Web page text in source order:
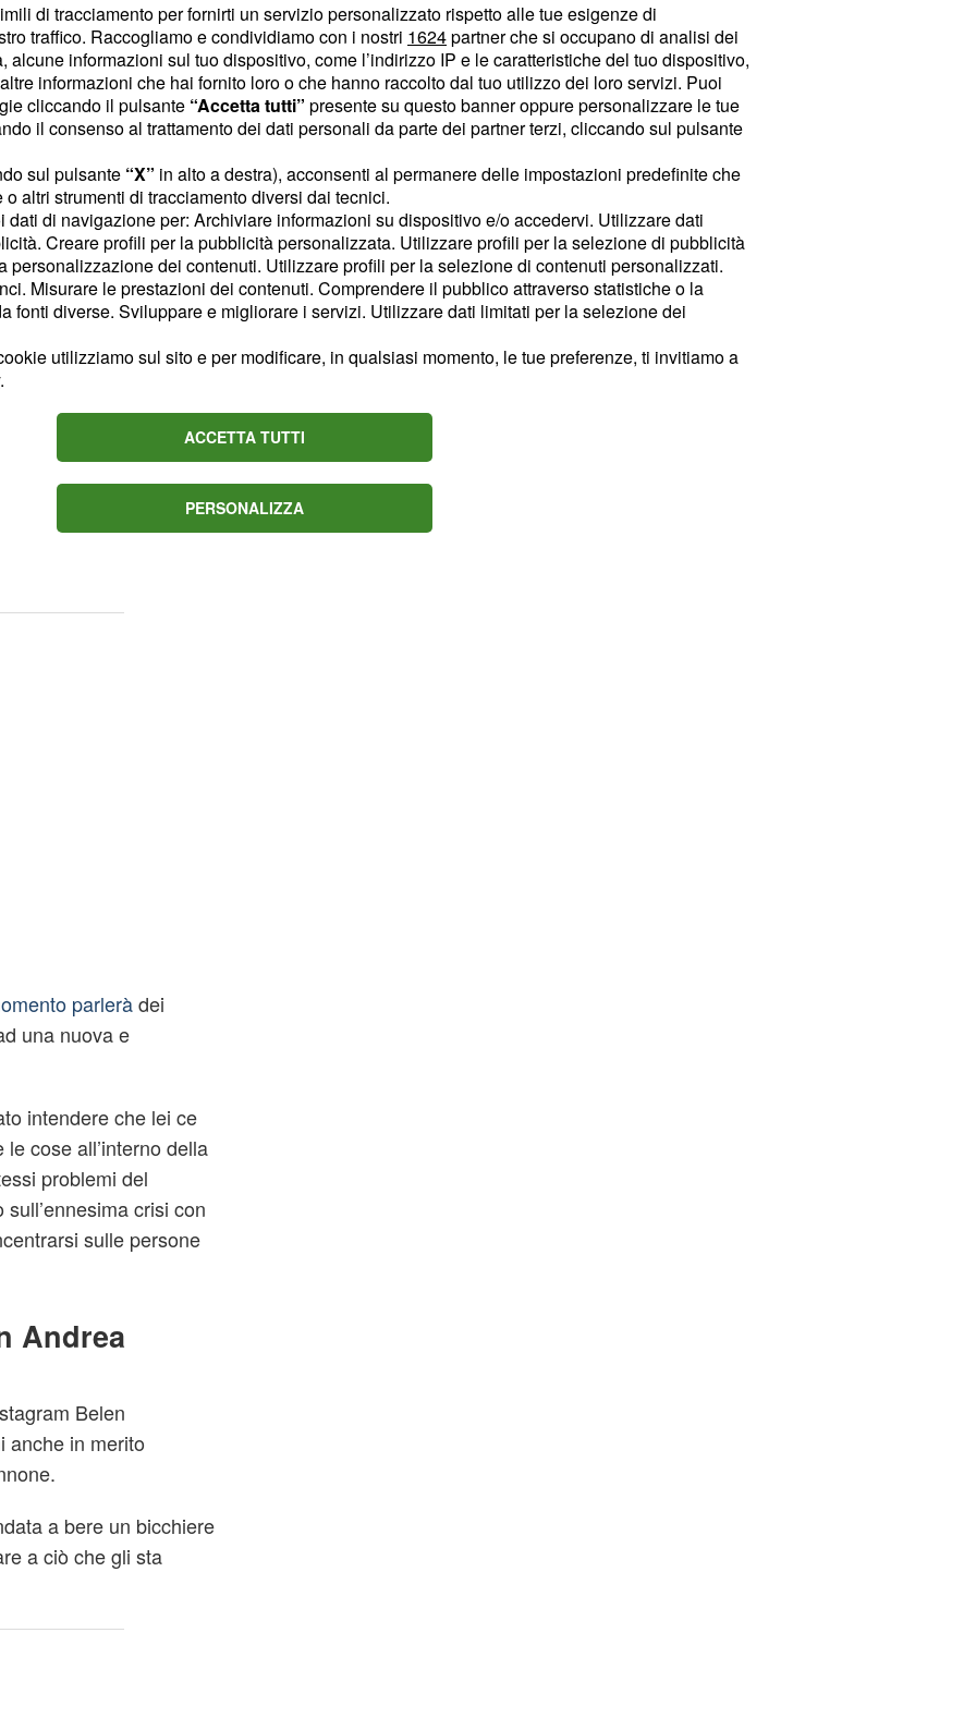
la showgirl
mai immaginato di
scagliata contro tutti
delle cose non
la crisi con
facili per me”. Poi,
si assume alcuna
“Sono una mamma,
La diretta
definita una donna che
ha precisato che
di raccontare le
parleràdei
una nuova e
intendere che lei ce
cose all’interno della
problemi del
crisi con
sulle persone
Andrea
Belen
anche in merito
a bere un bicchiere
a ciò che gli sta
di tracciamento per fornirti un servizio personalizzato rispetto alle tue esigenze di
traffico. Raccogliamo e condividiamo con i nostri 1624partner che si occupano di analisi dei
informazioni sul tuo dispositivo, come l’indirizzo IP e le caratteristiche del tuo dispositivo,
informazioni che hai fornito loro o che hanno raccolto dal tuo utilizzo dei loro servizi. Puoi
cliccando il pulsante “Accetta tutti” presente su questo banner oppure personalizzare le tue
il consenso al trattamento dei dati personali da parte dei partner terzi, cliccando sul pulsante
sul pulsante “X” in alto a destra), acconsenti al permanere delle impostazioni predefinite che
altri strumenti di tracciamento diversi dai tecnici.
dati di navigazione per: Archiviare informazioni su dispositivo e/o accedervi. Utilizzare dati
Creare profili per la pubblicità personalizzata. Utilizzare profili per la selezione di pubblicità
personalizzazione dei contenuti. Utilizzare profili per la selezione di contenuti personalizzati.
Misurare le prestazioni dei contenuti. Comprendere il pubblico attraverso statistiche o la
fonti diverse. Sviluppare e migliorare i servizi. Utilizzare dati limitati per la selezione dei
utilizziamo sul sito e per modificare, in qualsiasi momento, le tue preferenze, ti invitiamo a
.
ACCETTA TUTTI
PERSONALIZZA